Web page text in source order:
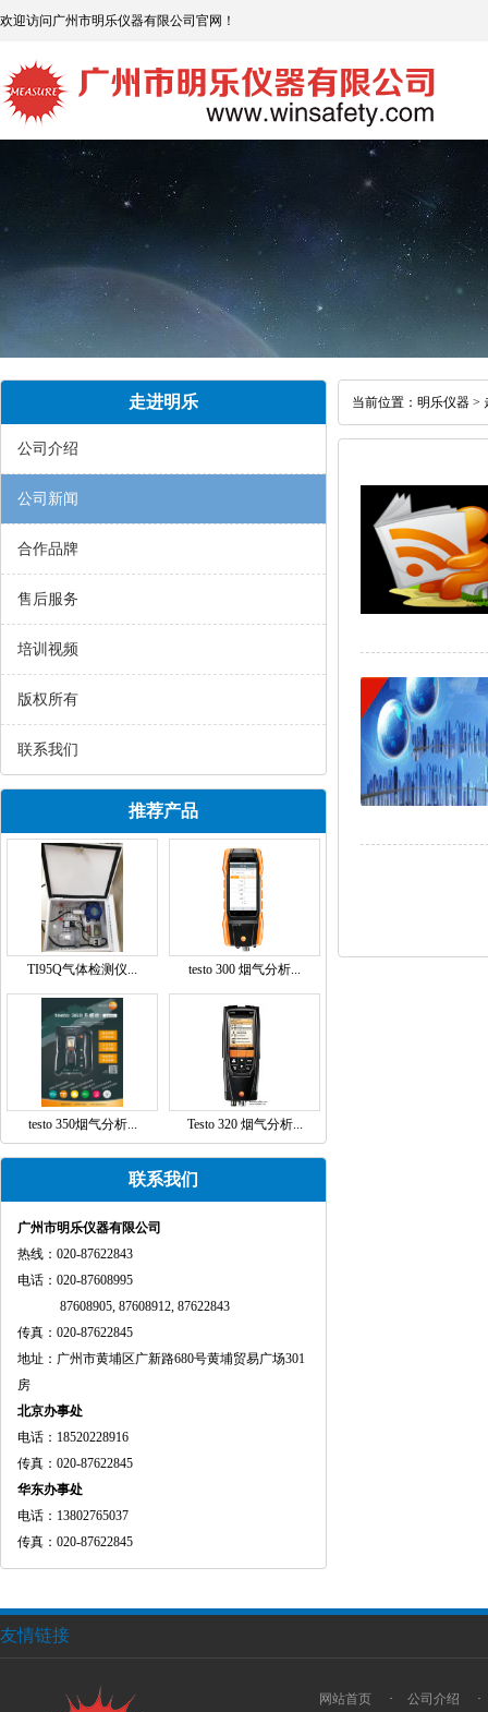
欢迎访问广州市明乐仪器有限公司官网！
走进明乐
公司介绍
公司新闻
合作品牌
售后服务
培训视频
版权所有
联系我们
推荐产品
TI95Q气体检测仪... testo 300 烟气分析...
testo 350烟气分析... Testo 320 烟气分析...
联系我们
广州市明乐仪器有限公司
热线：020-87622843
电话：020-87608995
87608905, 87608912, 87622843
传真：020-87622845
地址：广州市黄埔区广新路680号黄埔贸易广场301
房
北京办事处
电话：18520228916
传真：020-87622845
华东办事处
电话：13802765037
传真：020-87622845
当前位置： 明乐仪器 >
友情链接
网站首页 · 公司介绍 ·